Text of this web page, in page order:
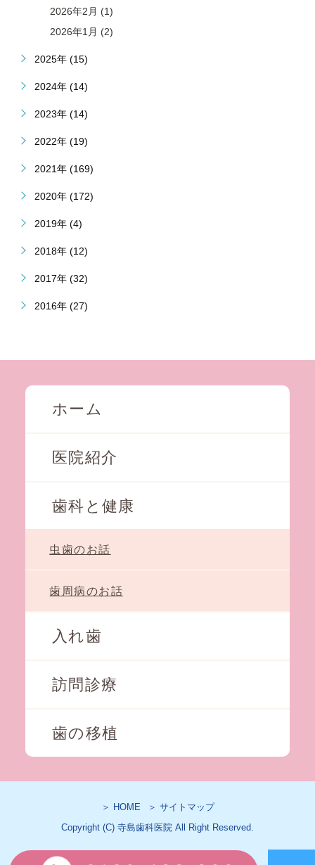
2026年2月 (1)
2026年1月 (2)
2025年 (15)
2024年 (14)
2023年 (14)
2022年 (19)
2021年 (169)
2020年 (172)
2019年 (4)
2018年 (12)
2017年 (32)
2016年 (27)
ホーム
医院紹介
歯科と健康
虫歯のお話
歯周病のお話
入れ歯
訪問診療
歯の移植
＞ HOME
＞ サイトマップ
Copyright (C) 寺島歯科医院 All Right Reserved.